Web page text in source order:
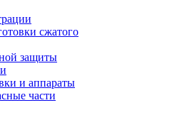
сжатого
защиты
и аппараты
части